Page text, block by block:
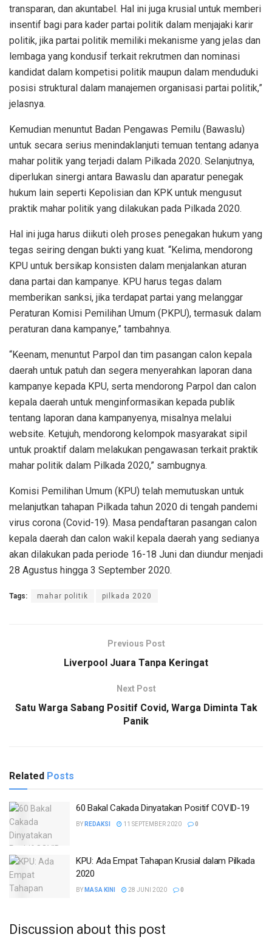
transparan, dan akuntabel. Hal ini juga krusial untuk memberi
insentif bagi para kader partai politik dalam menjajaki karir
politik, jika partai politik memiliki mekanisme yang jelas dan
lembaga yang kondusif terkait rekrutmen dan nominasi
kandidat dalam kompetisi politik maupun dalam menduduki
posisi struktural dalam manajemen organisasi partai politik,”
jelasnya.
Kemudian menuntut Badan Pengawas Pemilu (Bawaslu)
untuk secara serius menindaklanjuti temuan tentang adanya
mahar politik yang terjadi dalam Pilkada 2020. Selanjutnya,
diperlukan sinergi antara Bawaslu dan aparatur penegak
hukum lain seperti Kepolisian dan KPK untuk mengusut
praktik mahar politik yang dilakukan pada Pilkada 2020.
Hal ini juga harus diikuti oleh proses penegakan hukum yang
tegas seiring dengan bukti yang kuat. “Kelima, mendorong
KPU untuk bersikap konsisten dalam menjalankan aturan
dana partai dan kampanye. KPU harus tegas dalam
memberikan sanksi, jika terdapat partai yang melanggar
Peraturan Komisi Pemilihan Umum (PKPU), termasuk dalam
peraturan dana kampanye,” tambahnya.
“Keenam, menuntut Parpol dan tim pasangan calon kepala
daerah untuk patuh dan segera menyerahkan laporan dana
kampanye kepada KPU, serta mendorong Parpol dan calon
kepala daerah untuk menginformasikan kepada publik
tentang laporan dana kampanyenya, misalnya melalui
website. Ketujuh, mendorong kelompok masyarakat sipil
untuk proaktif dalam melakukan pengawasan terkait praktik
mahar politik dalam Pilkada 2020,” sambugnya.
Komisi Pemilihan Umum (KPU) telah memutuskan untuk
melanjutkan tahapan Pilkada tahun 2020 di tengah pandemi
virus corona (Covid-19). Masa pendaftaran pasangan calon
kepala daerah dan calon wakil kepala daerah yang sedianya
akan dilakukan pada periode 16-18 Juni dan diundur menjadi
28 Agustus hingga 3 September 2020.
Tags: mahar politik pilkada 2020
Previous Post
Liverpool Juara Tanpa Keringat
Next Post
Satu Warga Sabang Positif Covid, Warga Diminta Tak
Panik
Related Posts
60 Bakal Cakada Dinyatakan Positif COVID-19
BY REDAKSI 11 SEPTEMBER 2020 0
KPU: Ada Empat Tahapan Krusial dalam Pilkada
2020
BY MASA KINI 28 JUNI 2020 0
Discussion about this post